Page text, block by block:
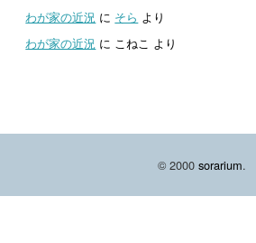
わが家の近況 に そら より
わが家の近況 に こねこ より
© 2000 sorarium.